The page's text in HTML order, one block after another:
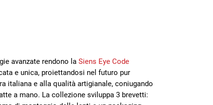
avanzate rendono la Siens Eye Code
e unica, proiettandosi nel futuro pur
italiana e alla qualità artigianale, coniugando
a mano. La collezione sviluppa 3 brevetti: